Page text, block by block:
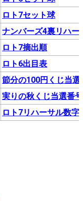
ロト7セット球
ナンバーズ4裏リハー
ロト7摘出順
ロト6出目表
節分の100円くじ当選
実りの秋くじ当選番号
ロト7リハーサル数字